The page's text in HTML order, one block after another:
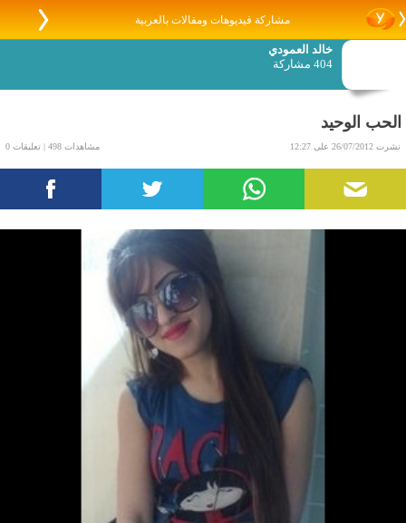
مشاركة فيديوهات ومقالات بالعربية
خالد العمودي
404 مشاركة
الحب الوحيد
نشرت 26/07/2012 على 12:27 مشاهدات 498 | تعليقات 0